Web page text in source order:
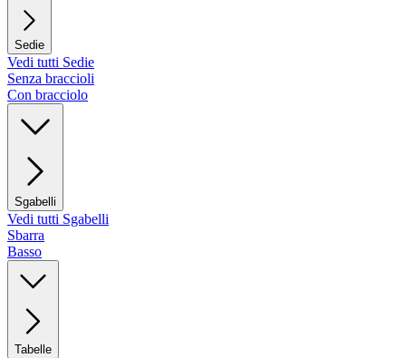
Sedie
Vedi tutti Sedie
Senza braccioli
Con bracciolo
Sgabelli
Vedi tutti Sgabelli
Sbarra
Basso
Tabelle